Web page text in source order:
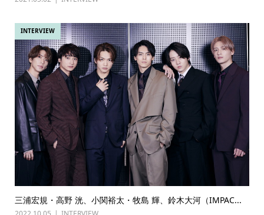
INTERVIEW
三浦宏規・高野 洸、小関裕太・牧島 輝、鈴木大河（IMPAC...